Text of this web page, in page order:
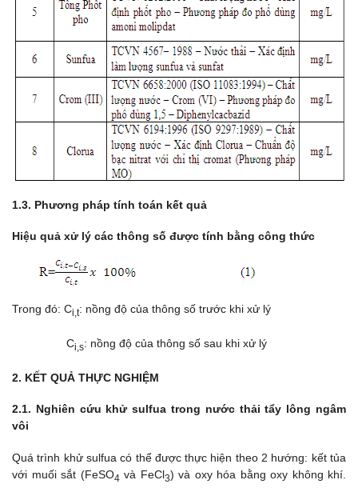
1.3. Phương pháp tính toán kết quả
Hiệu quả xử lý các thông số được tính bằng công thức
Trong đó: Ci,t: nồng độ của thông số trước khi xử lý
Ci,s: nồng độ của thông số sau khi xử lý
2. KẾT QUẢ THỰC NGHIỆM
2.1. Nghiên cứu khử sulfua trong nước thải tẩy lông ngâm
vôi
Quá trình khử sulfua có thể được thực hiện theo 2 hướng: kết tủa
với muối sắt (FeSO4 và FeCl3) và oxy hóa bằng oxy không khí.